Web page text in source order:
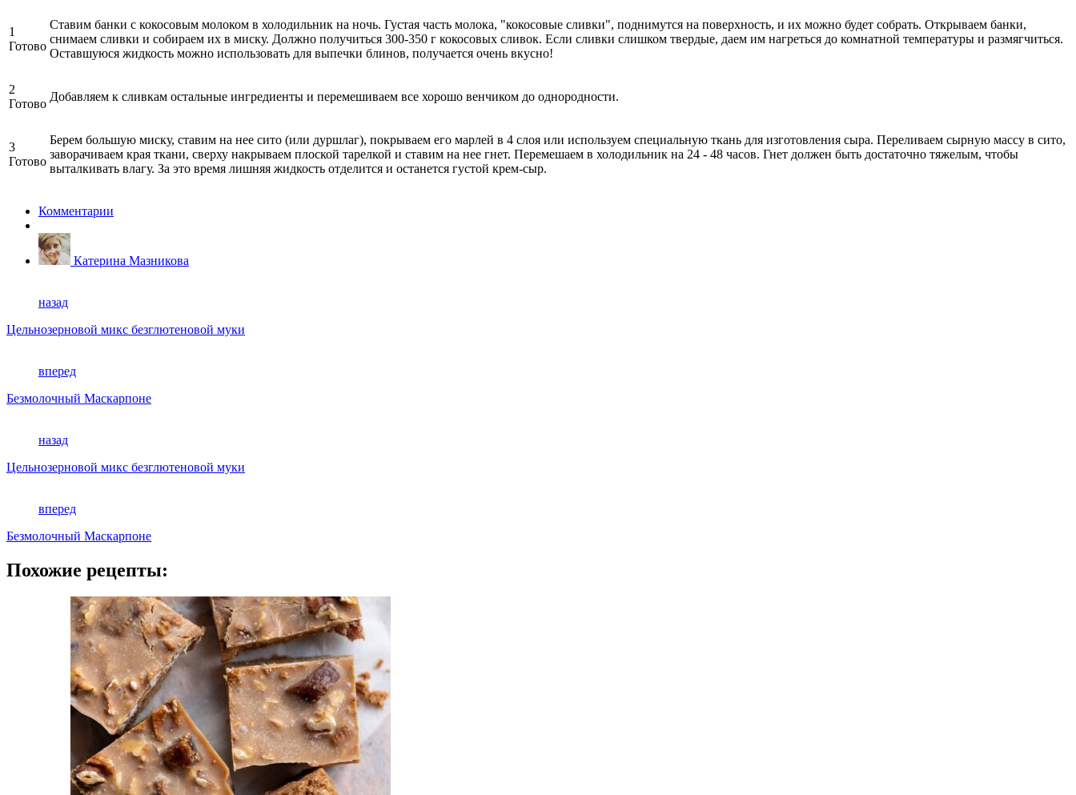
1
Готово
Ставим банки с кокосовым молоком в холодильник на ночь. Густая часть молока, "кокосовые сливки", поднимутся на поверхность, и их можно будет собрать. Открываем банки,
снимаем сливки и собираем их в миску. Должно получиться 300-350 г кокосовых сливок. Если сливки слишком твердые, даем им нагреться до комнатной температуры и размягчиться.
Оставшуюся жидкость можно использовать для выпечки блинов, получается очень вкусно!
2
Готово
Добавляем к сливкам остальные ингредиенты и перемешиваем все хорошо венчиком до однородности.
3
Готово
Берем большую миску, ставим на нее сито (или дуршлаг), покрываем его марлей в 4 слоя или используем специальную ткань для изготовления сыра. Переливаем сырную массу в сито,
заворачиваем края ткани, сверху накрываем плоской тарелкой и ставим на нее гнет. Перемешаем в холодильник на 24 - 48 часов. Гнет должен быть достаточно тяжелым, чтобы
выталкивать влагу. За это время лишняя жидкость отделится и останется густой крем-сыр.
Комментарии
Катерина Мазникова
назад
Цельнозерновой микс безглютеновой муки
вперед
Безмолочный Маскарпоне
назад
Цельнозерновой микс безглютеновой муки
вперед
Безмолочный Маскарпоне
Похожие рецепты: